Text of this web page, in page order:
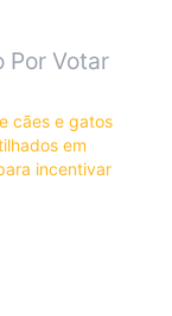
Por Votar
cães e gatos
em
incentivar